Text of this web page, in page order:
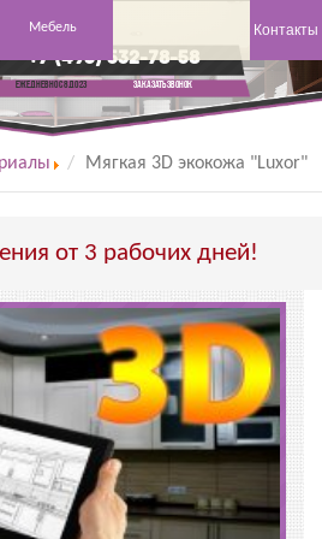
Мебель Контакты
+7 (495) 532-78-58
Ежедневно с 8 до 23 заказать звонок
Мягкая 3D экокожа "Luxor"
от 3 рабочих дней!